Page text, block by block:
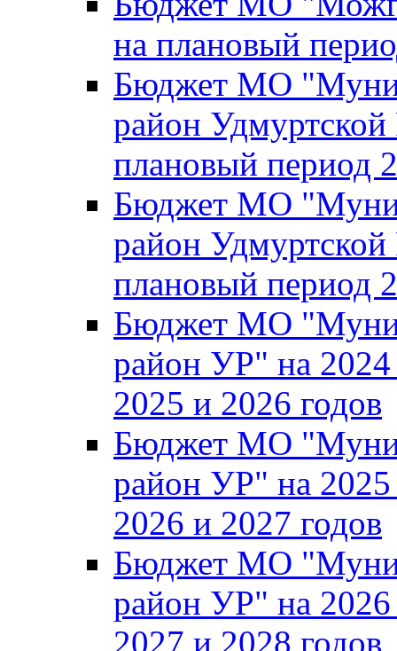
на плановый
Бюджет МО
район
плановый период
Бюджет МО
район
плановый период
Бюджет МО
район УР" на 2024
2025 и 2026 годов
Бюджет МО
район УР" на 2025
2026 и 2027 годов
Бюджет МО
район УР" на 2026
2027 и 2028 годов